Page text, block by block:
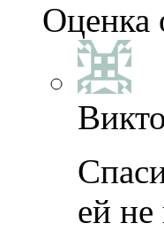
Оценка
ей не